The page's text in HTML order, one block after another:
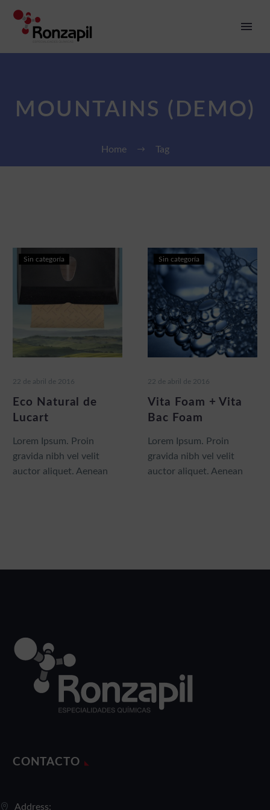
MOUNTAINS (DEMO)
Home Tag
Eco
Sin categoría
22 de abril de 2016
Eco Natural de
Lucart
Lorem Ipsum. Proin
gravida nibh vel velit
auctor aliquet. Aenean
Vita
Foam
+
Vita
Bac
Foam
Sin categoría
22 de abril de 2016
Vita Foam + Vita
Bac Foam
Lorem Ipsum. Proin
gravida nibh vel velit
auctor aliquet. Aenean
CONTACTO
Address: